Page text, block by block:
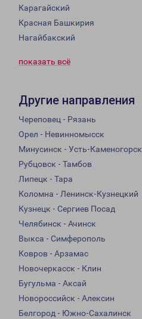
Карагайский
Красная Башкирия
Нагайбакский
показать всё
Другие направления
Череповец - Рязань
Орел - Невинномысск
Минусинск - Усть-Каменогорск
Рубцовск - Тамбов
Липецк - Тара
Коломна - Ленинск-Кузнецкий
Кузнецк - Сергиев Посад
Челябинск - Ачинск
Выкса - Симферополь
Ковров - Арзамас
Новочеркасск - Клин
Бугульма - Аксай
Новороссийск - Алексин
Белгород - Южно-Сахалинск